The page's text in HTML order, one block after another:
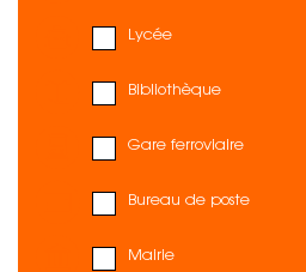
Lycée
Bibliothèque
Gare ferroviaire
Bureau de poste
Mairie